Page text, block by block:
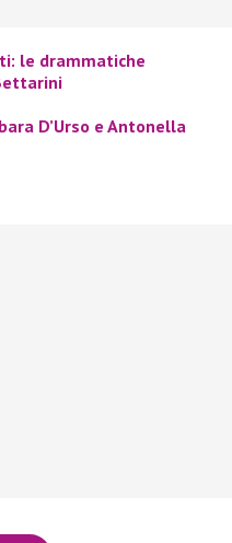
le drammatiche
D’Urso e Antonella